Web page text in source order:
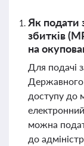
Як подати
збитків
на
Для подачі
Державного
доступу до
можна
до